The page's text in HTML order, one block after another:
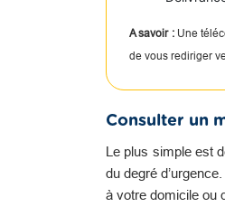
A savoir :Une
de vous rediriger
Consulter un
Le plus simple est
du degré
à votre domicile ou